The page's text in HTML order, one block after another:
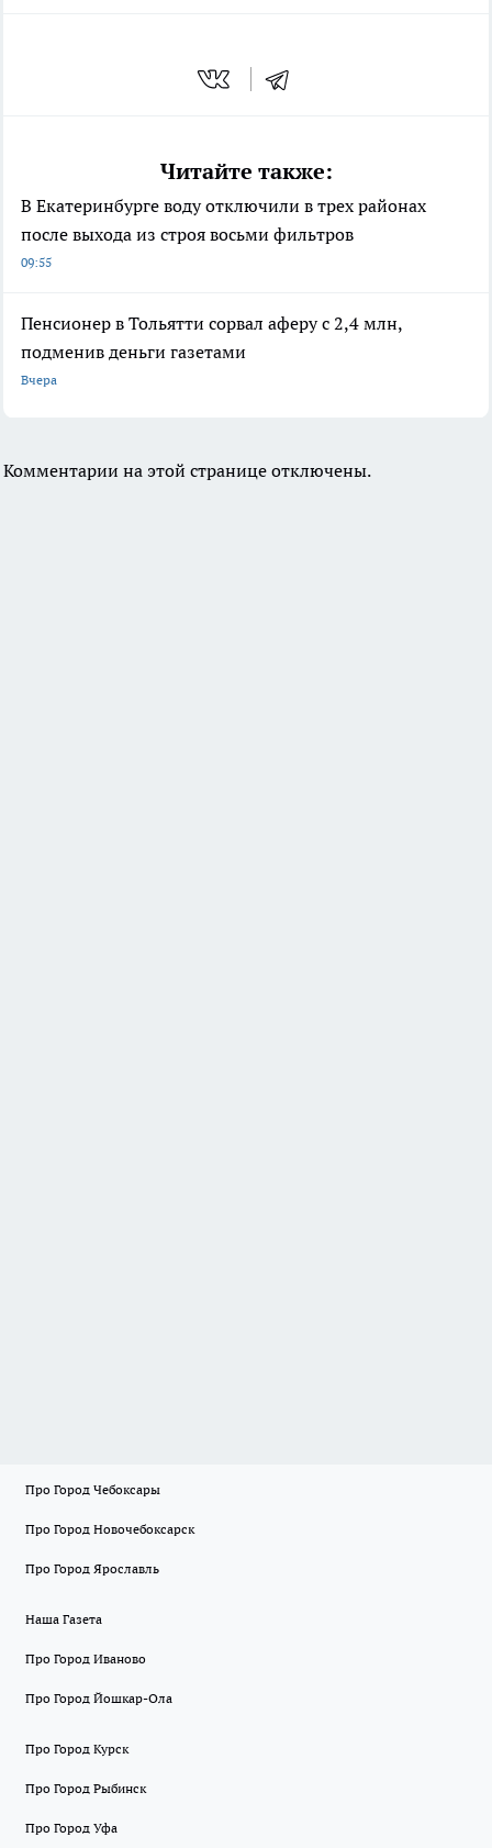
Читайте также:
В Екатеринбурге воду отключили в трех районах
после выхода из строя восьми фильтров
09:55
Пенсионер в Тольятти сорвал аферу с 2,4 млн,
подменив деньги газетами
Вчера
Комментарии на этой странице отключены.
Про Город Чебоксары
Про Город Новочебоксарск
Про Город Ярославль
Наша Газета
Про Город Иваново
Про Город Йошкар-Ола
Про Город Курск
Про Город Рыбинск
Про Город Уфа